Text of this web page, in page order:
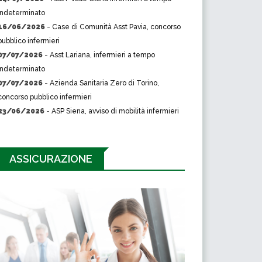
06/2026 - Case di Comunità Asst Pavia, concorso
infermieri
07/2026 - Asst Lariana, infermieri a tempo
07/2026 - Azienda Sanitaria Zero di Torino,
pubblico infermieri
06/2026 - ASP Siena, avviso di mobilità infermieri
ASSICURAZIONE